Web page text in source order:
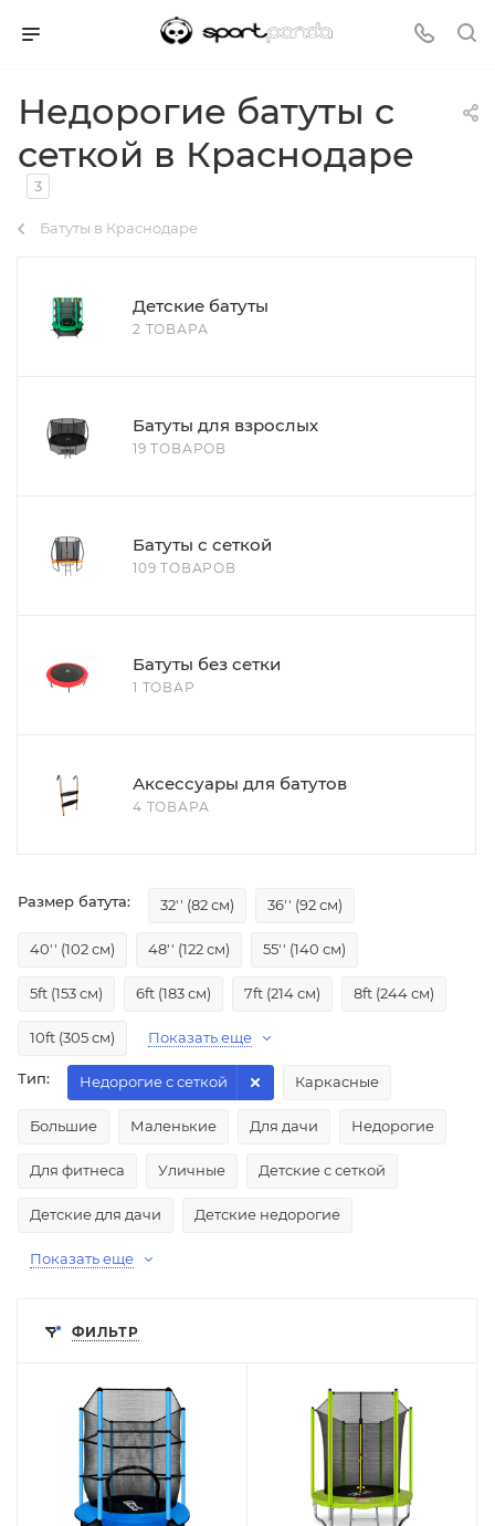
Недорогие батуты с
сеткой в Краснодаре
3
Батуты в Краснодаре
Детские батуты
2 ТОВАРА
Батуты для взрослых
19 ТОВАРОВ
Батуты с сеткой
109 ТОВАРОВ
Батуты без сетки
1 ТОВАР
Аксессуары для батутов
4 ТОВАРА
Размер батута: 32'' (82 см) 36'' (92 см)
40'' (102 см) 48'' (122 см) 55'' (140 см)
5ft (153 см) 6ft (183 см) 7ft (214 см) 8ft (244 см)
10ft (305 см) Показать еще
Тип: Каркасные
Большие Маленькие Для дачи Недорогие
Для фитнеса Уличные Детские с сеткой
Детские для дачи Детские недорогие
Недорогие с сеткой
Показать еще
ФИЛЬТР